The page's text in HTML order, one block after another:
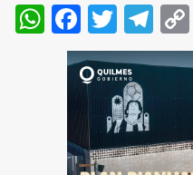
WhatsApp